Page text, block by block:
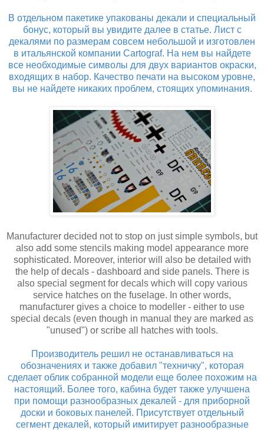
В отдельном пакетике упакованы декали и специальный
бонус, который вы увидите далее в статье. Лист с
декалями по размерам совсем небольшой и изготовлен
в итальянской компании Cartograf. На нем вы найдете
все необходимые символы для двух вариантов окраски,
входящих в набор. Качество печати на высоком уровне,
вы не найдете никаких проблем, стоящих упоминания.
Manufacturer decided not to stop on just simple symbols, but
also add some stencils making model appearance more
sophisticated. Moreover, interior will also be detailed with
the help of decals - dashboard and side panels. There is
also special segment for decals which will copy various
service hatches on the fuselage. In other words,
manufacturer gives a choice to modeller - either to use
special decals (even though in manual they are marked as
"unused") or scribe all hatches with tools.
Производитель решил не останавливаться на
обозначениях и также добавил "техничку", которая
сделает облик собранной модели еще более похожим на
настоящий. Более того, кабина будет также улучшена
при помощи разнообразных декалей - для приборной
доски и боковых панелей. Присутствует отдельный
сегмент декалей, который имитирует разнообразные